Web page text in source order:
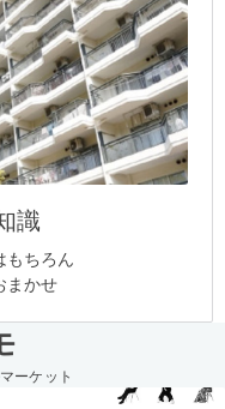
識
もちろん
まかせ
ーケット